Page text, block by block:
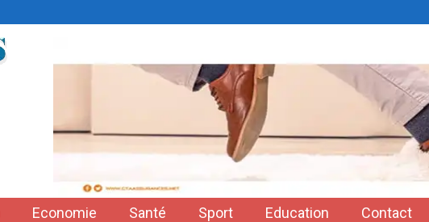
Economie Santé Sport Education Contact